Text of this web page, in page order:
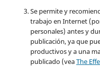
Se permite y
trabajo en Internet
personales) antes y
publicación, ya que
productivos y a una
publicado (veaThe